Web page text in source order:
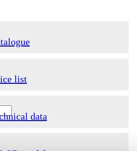
list
data